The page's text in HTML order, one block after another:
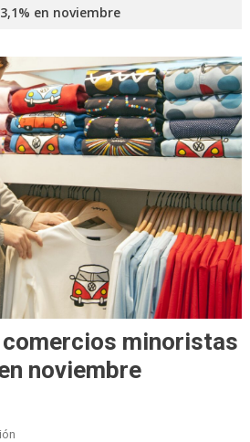
en noviembre
comercios minoristas
noviembre